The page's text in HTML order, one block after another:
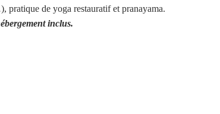
pratique de yoga restauratif et pranayama.
inclus.